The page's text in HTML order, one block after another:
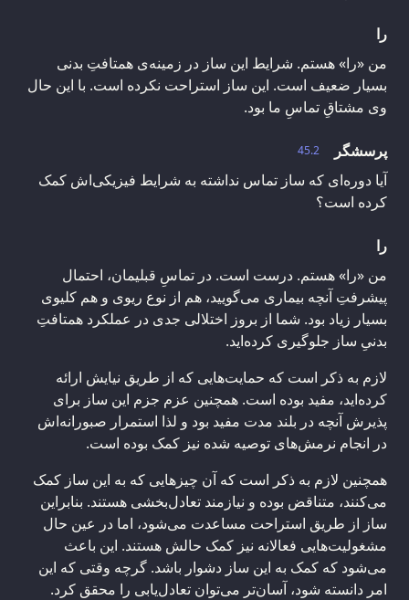
را
من «را» هستم. شرایط این ساز در زمینه‌ی همتافتِ بدنی
بسیار ضعیف است. این ساز استراحت نکرده است. با این حال
وی مشتاقِ تماسِ ما بود.
45.2
پرسشگر
آیا دوره‌‌ای که ساز تماس نداشته به شرایط فیزیکی‌اش کمک
کرده است؟
را
من «را» هستم. درست است. در تماسِ قبلیمان، احتمال
پیشرفتِ آنچه بیماری می‌گویید، هم از نوع ریوی و هم کلیوی
بسیار زیاد بود. شما از بروز اختلالی جدی در عملکرد همتافتِ
بدنیِ ساز جلوگیری کرده‌اید.
لازم به ذکر است که حمایت‌هایی که از طریق نیایش ارائه
کرده‌اید، مفید بوده است. همچنین عزم جزم این ساز برای
پذیرش آنچه در بلند مدت مفید بود و لذا استمرار صبورانه‌اش
در انجام نرمش‌های توصیه شده نیز کمک بوده است.
همچنین لازم به ذکر است که آن چیزهایی که به این ساز کمک
می‌کنند، متناقض‌ بوده و نیازمند تعادل‌بخشی هستند. بنابراین
ساز از طریق استراحت مساعدت می‌شود، اما در عین حال
مشغولیت‌هایی فعالانه نیز کمک حالش هستند. این باعث
می‌شود که کمک به این ساز دشوار باشد. گرچه وقتی که این
امر دانسته شود، آسان‌تر می‌توان تعادل‌یابی را محقق کرد.